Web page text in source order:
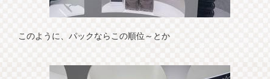
このように、パックならこの順位～とか